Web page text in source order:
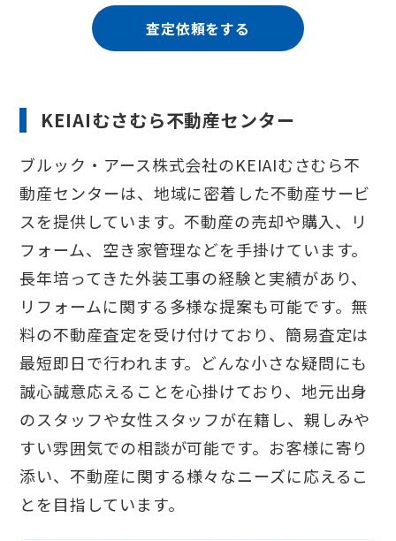
査定依頼をする
KEIAIむさむら不動産センター
ブルック・アース株式会社のKEIAIむさむら不
動産センターは、地域に密着した不動産サービ
スを提供しています。不動産の売却や購入、リ
フォーム、空き家管理などを手掛けています。
長年培ってきた外装工事の経験と実績があり、
リフォームに関する多様な提案も可能です。無
料の不動産査定を受け付けており、簡易査定は
最短即日で行われます。どんな小さな疑問にも
誠心誠意応えることを心掛けており、地元出身
のスタッフや女性スタッフが在籍し、親しみや
すい雰囲気での相談が可能です。お客様に寄り
添い、不動産に関する様々なニーズに応えるこ
とを目指しています。